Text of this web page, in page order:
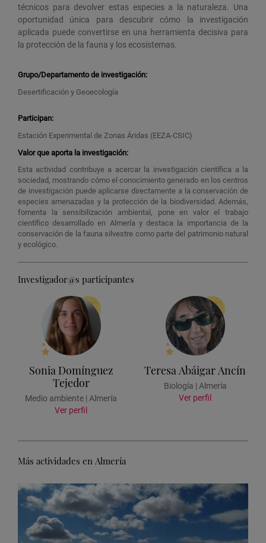
técnicos para devolver estas especies a la naturaleza. Una
oportunidad única para descubrir cómo la investigación
aplicada puede convertirse en una herramienta decisiva para
la protección de la fauna y los ecosistemas.
Grupo/Departamento de investigación:
Desertificación y Geoecología
Participan:
Estación Experimental de Zonas Áridas (EEZA-CSIC)
Valor que aporta la investigación:
Esta actividad contribuye a acercar la investigación científica a la
sociedad, mostrando cómo el conocimiento generado en los centros
de investigación puede aplicarse directamente a la conservación de
especies amenazadas y la protección de la biodiversidad. Además,
fomenta la sensibilización ambiental, pone en valor el trabajo
científico desarrollado en Almería y destaca la importancia de la
conservación de la fauna silvestre como parte del patrimonio natural
y ecológico.
Investigador@s participantes
Sonia Domínguez
Tejedor
Medio ambiente | Almería
Ver perfil
Teresa Abáigar Ancín
Biología | Almería
Ver perfil
Más actividades en Almería